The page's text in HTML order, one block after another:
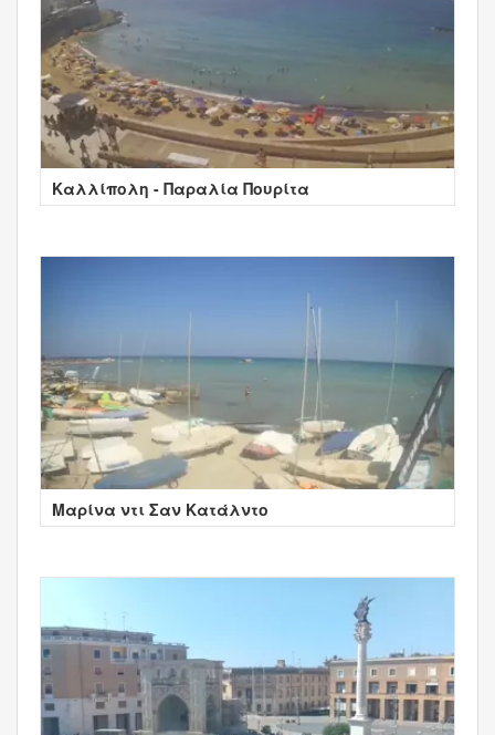
Καλλίπολη - Παραλία Πουρίτα
Μαρίνα ντι Σαν Κατάλντο